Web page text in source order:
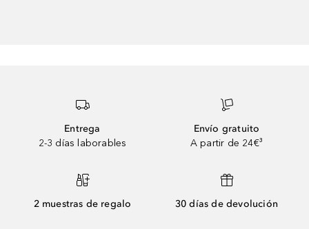
Entrega
2-3 días laborables
Envío gratuito
A partir de 24€³
2 muestras de regalo 30 días de devolución